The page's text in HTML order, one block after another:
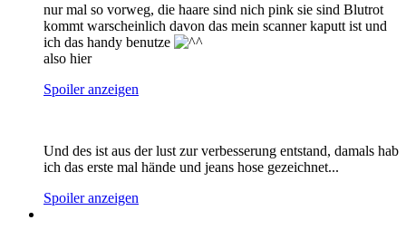
nur mal so vorweg, die haare sind nich pink sie sind Blutrot
kommt warscheinlich davon das mein scanner kaputt ist und
ich das handy benutze
also hier
Spoiler anzeigen
Und des ist aus der lust zur verbesserung entstand, damals hab
ich das erste mal hände und jeans hose gezeichnet...
Spoiler anzeigen